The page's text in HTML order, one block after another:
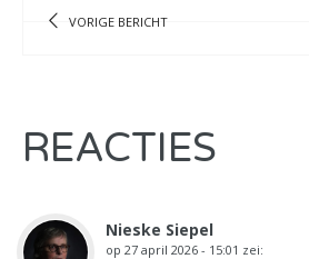
VORIGE BERICHT
REACTIES
Nieske Siepel
op 27 april 2026 - 15:01 zei: